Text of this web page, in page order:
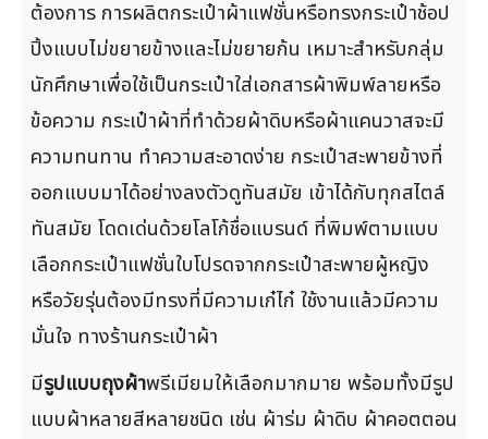
ต้องการ การผลิตกระเป๋าผ้าแฟชั่นหรือทรงกระเป๋าช้อป
ปิ้งแบบไม่ขยายข้างและไม่ขยายก้น เหมาะสำหรับกลุ่ม
นักศึกษาเพื่อใช้เป็นกระเป๋าใส่เอกสารผ้าพิมพ์ลายหรือ
ข้อความ กระเป๋าผ้าที่ทำด้วยผ้าดิบหรือผ้าแคนวาสจะมี
ความทนทาน ทำความสะอาดง่าย กระเป๋าสะพายข้างที่
ออกแบบมาได้อย่างลงตัวดูทันสมัย เข้าได้กับทุกสไตล์
ทันสมัย โดดเด่นด้วยโลโก้ชื่อแบรนด์ ที่พิมพ์ตามแบบ
เลือกกระเป๋าแฟชั่นใบโปรดจากกระเป๋าสะพายผู้หญิง
หรือวัยรุ่นต้องมีทรงที่มีความเก๋ไก๋ ใช้งานแล้วมีความ
มั่นใจ ทางร้านกระเป๋าผ้า
มีรูปแบบถุงผ้าพรีเมียมให้เลือกมากมาย พร้อมทั้งมีรูป
แบบผ้าหลายสีหลายชนิด เช่น ผ้าร่ม ผ้าดิบ ผ้าคอตตอน